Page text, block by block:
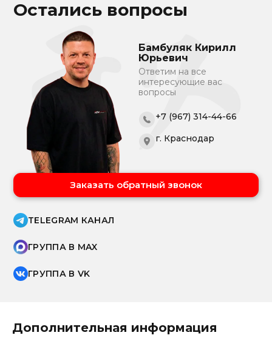
Остались вопросы
Бамбуляк Кирилл
Юрьевич
Ответим на все
интересующие вас
вопросы
+7 (967) 314-44-66
г. Краснодар
Заказать обратный звонок
TELEGRAM КАНАЛ
ГРУППА В MAX
ГРУППА В VK
Дополнительная информация